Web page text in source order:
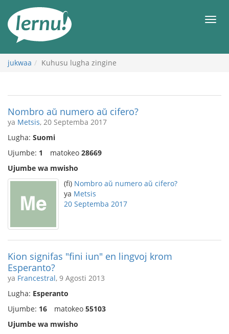
maudhui
jukwaa Kuhusu lugha zingine
Nombro aŭ numero aŭ cifero?
ya Metsis, 20 Septemba 2017
Lugha: Suomi
Ujumbe: 1 matokeo 28669
Ujumbe wa mwisho
(fi) Nombro aŭ numero aŭ cifero?
ya Metsis
20 Septemba 2017
Kion signifas "fini iun" en lingvoj krom
Esperanto?
ya Francestral, 9 Agosti 2013
Lugha: Esperanto
Ujumbe: 16 matokeo 55103
Ujumbe wa mwisho